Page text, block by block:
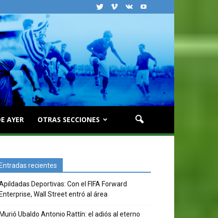
AYER OTRAS SECCIONES
recientes
Deportivas: Con el FIFA Forward
Wall Street entró al área
Ubaldo Antonio Rattín: el adiós al eterno